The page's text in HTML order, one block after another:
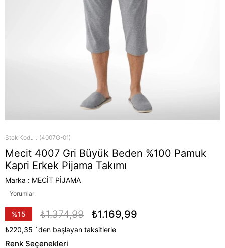
Stok Kodu (4007G-01)
Mecit 4007 Gri Büyük Beden %100 Pamuk
Kapri Erkek Pijama Takımı
Marka : MECİT PİJAMA
Yorumlar
%15
İndirim
₺1.374,99 ₺1.169,99
₺220,35 `den başlayan taksitlerle
Renk Seçenekleri